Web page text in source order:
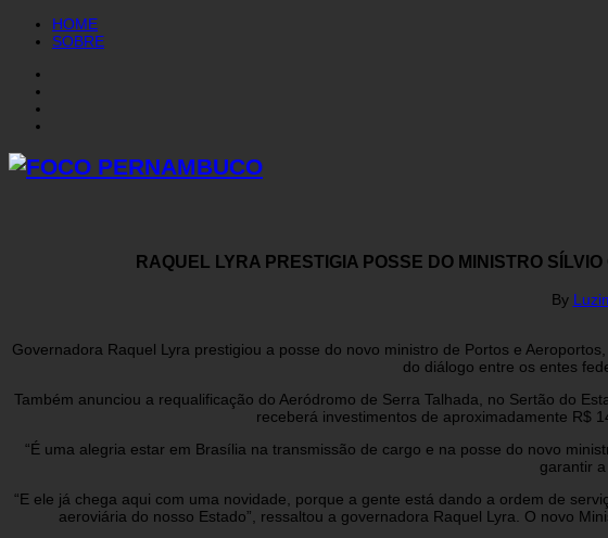
HOME
SOBRE
RAQUEL LYRA PRESTIGIA POSSE DO MINISTRO
By
Governadora Raquel Lyra prestigiou a posse do novo ministro de Portos e
do diálogo entre os entes
Também anunciou a requalificação do Aeródromo de Serra Talhada, no Sertão do
receberá investimentos de aproximadamente R$
“É uma alegria estar em Brasília na transmissão de cargo e na posse do novo
garantir
“E ele já chega aqui com uma novidade, porque a gente está dando a ordem de
aeroviária do nosso Estado”, ressaltou a governadora Raquel Lyra. O novo